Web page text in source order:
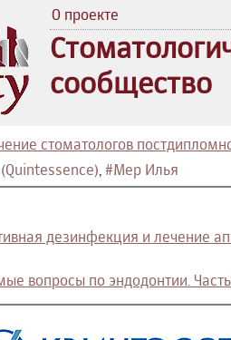
О проекте
сообщество
стоматологов
, #Мер Илья
дезинфекция и лечение
вопросы по эндодонтии.